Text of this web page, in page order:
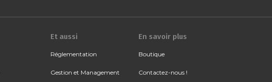
Et aussi
Réglementation
Gestion et Management
En savoir plus
Boutique
Contactez-nous !